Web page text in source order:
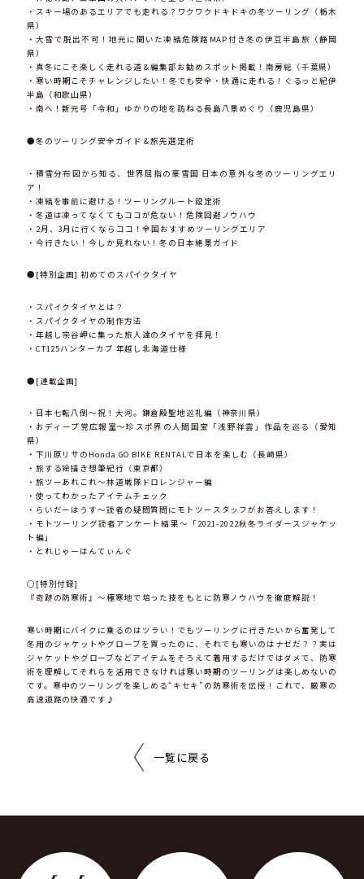
・スキー場のあるエリアでも走れる？ワクワクドキドキの冬ツーリング（栃木
県）
・大雪で脱出不可！地元に聞いた凍結危険路MAP付き冬の伊豆半島旅（静岡
県）
・真冬にこそ楽しく走れる道＆編集部お勧めスポット掲載！南房総（千葉県）
・寒い時期こそチャレンジしたい！冬でも安全・快適に走れる！ぐるっと紀伊
半島（和歌山県）
・南へ！新元号「令和」ゆかりの地を訪ねる長島八景めぐり（鹿児島県）
●冬のツーリング安全ガイド＆旅先選定術
・積雪分布図から知る、世界屈指の豪雪国 日本の意外な冬のツーリングエリ
ア！
・凍結を事前に避ける！ツーリングルート設定術
・冬道は凍ってなくてもココが危ない！危険回避ノウハウ
・2月、3月に行くならココ！全国おすすめツーリングエリア
・今行きたい！今しか見れない！冬の日本絶景ガイド
●[特別企画] 初めてのスパイクタイヤ
・スパイクタイヤとは？
・スパイクタイヤの制作方法
・年越し宗谷岬に集った旅人達のタイヤを拝見！
・CT125ハンターカブ 年越し北海道仕様
●[連載企画]
・日本七転八倒〜祝！大河。鎌倉殿聖地巡礼編（神奈川県）
・おディープ党広報室〜珍スポ界の人間国宝「浅野祥雲」作品を巡る（愛知
県）
・下川原リサのHonda GO BIKE RENTALで日本を楽しむ（長崎県）
・旅する絵描き想筆紀行（東京都）
・旅ツーあれこれ〜林道戦隊ドロレンジャー編
・使ってわかったアイテムチェック
・らいだーはうす〜読者の疑問質問にモトツースタッフがお答えします！
・モトツーリング読者アンケート結果〜「2021-2022秋冬ライダースジャケッ
ト編」
・とれじゃーはんてぃんぐ
○[特別付録]
『奇跡の防寒術』〜極寒地で培った技をもとに防寒ノウハウを徹底解説！
寒い時期にバイクに乗るのはツラい！でもツーリングに行きたいから奮発して
冬用のジャケットやグローブを買ったのに、それでも寒いのはナゼだ？？実は
ジャケットやグローブなどアイテムをそろえて着用するだけではダメで、防寒
術を理解してそれらを活用できなければ寒い時期のツーリングは楽しめないの
です。寒中のツーリングを楽しめる“キセキ”の防寒術を伝授！これで、厳寒の
高速道路の快適です♪
一覧に戻る